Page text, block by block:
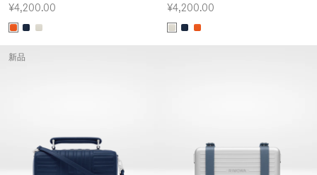
¥4,200.00
¥4,200.00
新品